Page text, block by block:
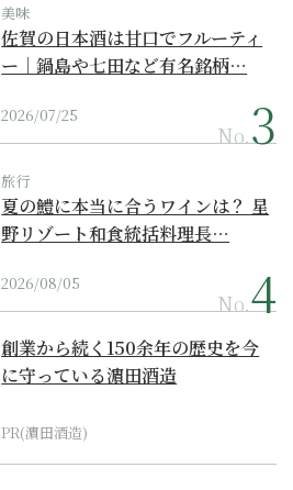
美味
佐賀の日本酒は甘口でフルーティ
ー｜鍋島や七田など有名銘柄…
2026/07/25
No.
旅行
夏の鱧に本当に合うワインは？ 星
野リゾート和食統括料理長…
2026/08/05
No.
創業から続く150余年の歴史を今
に守っている濵田酒造
PR(濵田酒造)